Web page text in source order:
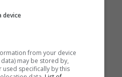
Gojak,
Mislav
device
from your device
may be stored by,
used specifically by this